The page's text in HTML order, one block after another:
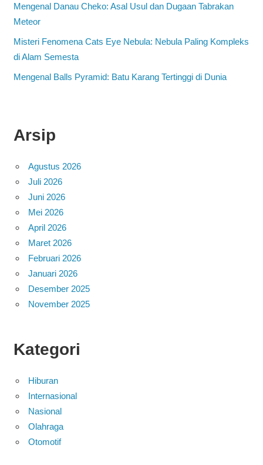
Mengenal Danau Cheko: Asal Usul dan Dugaan Tabrakan
Meteor
Misteri Fenomena Cats Eye Nebula: Nebula Paling Kompleks
di Alam Semesta
Mengenal Balls Pyramid: Batu Karang Tertinggi di Dunia
Arsip
Agustus 2026
Juli 2026
Juni 2026
Mei 2026
April 2026
Maret 2026
Februari 2026
Januari 2026
Desember 2025
November 2025
Kategori
Hiburan
Internasional
Nasional
Olahraga
Otomotif